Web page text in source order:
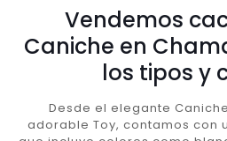
Vendemos
Caniche en
los tipos y
Desde el elegante
adorable Toy, contamos con